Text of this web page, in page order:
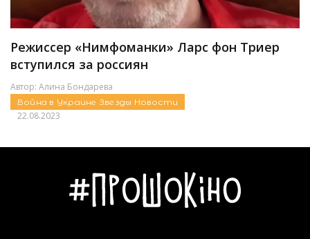
Режиссер «Нимфоманки» Ларс фон Триер
вступился за россиян
Автор: Алина Бондарева
Война в Украине Звезды Новости
22.08.2023